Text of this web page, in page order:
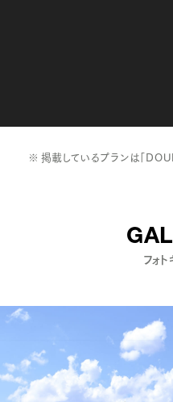
掲載しているプランは「
フォ